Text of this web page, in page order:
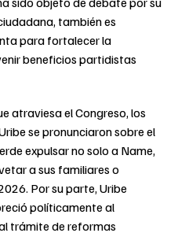
también es
para fortalecer la
beneficios partidistas
atraviesa el Congreso, los
se pronunciaron sobre el
expulsar no solo a Name,
a sus familiares o
Por su parte, Uribe
políticamente al
trámite de reformas